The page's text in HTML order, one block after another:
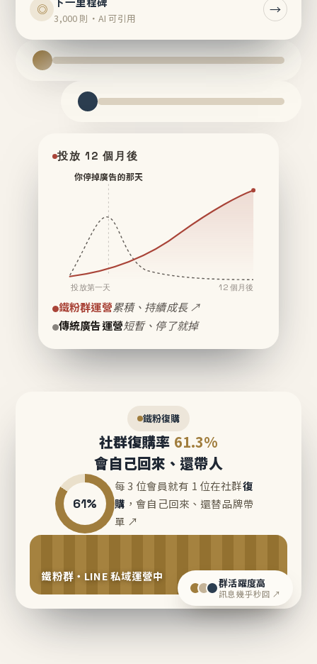
◎
3,000 則・AI 可引用
→
投放 12 個月後
你停掉廣告的那天
投放第一天 12 個月後
鐵粉群運營累積、持續成長 ↗
傳統廣告運營短暫、停了就掉
鐵粉復購
社群復購率 61.3%
會自己回來、還帶人
61%
每 3 位會員就有 1 位在社群復
購 ，會自己回來、還替品牌帶
單 ↗
鐵粉群・LINE 私域運營中 群活躍度高
訊息幾乎秒回 ↗